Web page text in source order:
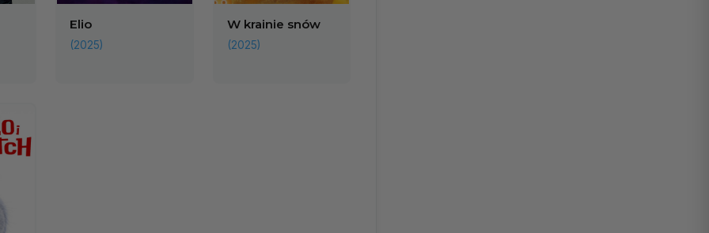
Elio
(2025)
W krainie snów
(2025)